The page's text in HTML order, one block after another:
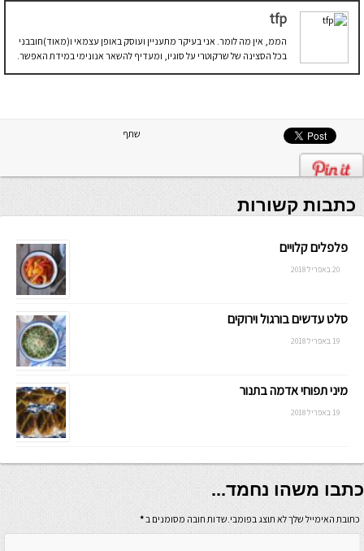
tfp
הממ, אין מה לומר. אני בעיקר מתעניין ועוסק באופן עצמאי ו(מאוד)חובבני
בכל הסצינה של שרקוטרי על סוגיו, ומעדיף להשאר אנונימי במידת האפשר.
שתף
כתבות קשורות
פלפלים קלויים
20 באפריל 2018
סלט עדשים בורגול וירוקים
19 באפריל 2018
מיני תפוחי אדמה בתנור
19 באפריל 2018
כתבו משהו נחמד...
כתובת האימייל שלך לא תוצג בפומבי.שדות חובה מסומנים ב*